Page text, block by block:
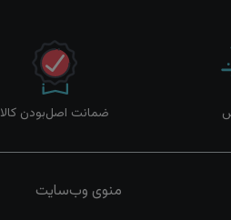
ضمانت اصل‌بودن کالا
منوی وب‌سایت